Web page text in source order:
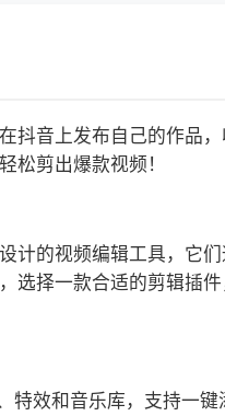
抖音上发布自己的作品
松剪出爆款视频！
计的视频编辑工具，它
选择一款合适的剪辑插
特效和音乐库，支持一键